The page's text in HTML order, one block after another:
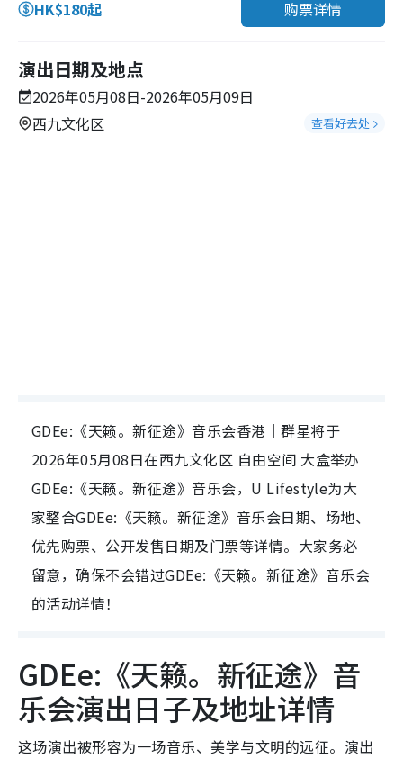
HK$180起 购票详情
演出日期及地点
2026年05月08日-2026年05月09日
西九文化区
查看好去处
GDEe:《天籁。新征途》音乐会香港｜群星将于
2026年05月08日在西九文化区 自由空间 大盒举办
GDEe:《天籁。新征途》音乐会，U Lifestyle为大
家整合GDEe:《天籁。新征途》音乐会日期、场地、
优先购票、公开发售日期及门票等详情。大家务必
留意，确保不会错过GDEe:《天籁。新征途》音乐会
的活动详情！
GDEe:《天籁。新征途》音
乐会演出日子及地址详情
这场演出被形容为一场音乐、美学与文明的远征。演出